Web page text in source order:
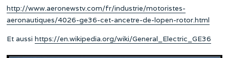
http://www.aeronewstv.com/fr/industrie/motoristes-
aeronautiques/4026-ge36-cet-ancetre-de-lopen-rotor.html
Et aussihttps://en.wikipedia.org/wiki/General_Electric_GE36